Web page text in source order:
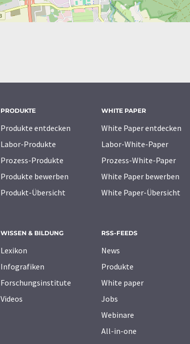
PRODUKTE
Produkte entdecken
Labor-Produkte
Prozess-Produkte
Produkte bewerben
Produkt-Übersicht
WHITE PAPER
White Paper entdecken
Labor-White-Paper
Prozess-White-Paper
White Paper bewerben
White Paper-Übersicht
WISSEN & BILDUNG
Lexikon
Infografiken
Forschungsinstitute
Videos
RSS-FEEDS
News
Produkte
White paper
Jobs
Webinare
All-in-one